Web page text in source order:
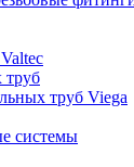
труб
труб Viega
системы